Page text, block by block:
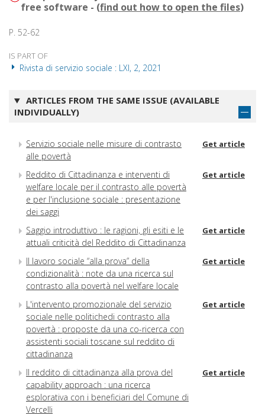
free software - (find out how to open the files)
P. 52-62
IS PART OF
Rivista di servizio sociale : LXI, 2, 2021
ARTICLES FROM THE SAME ISSUE (AVAILABLE
INDIVIDUALLY)
Servizio sociale nelle misure di contrasto
alle povertà
Get article
Reddito di Cittadinanza e interventi di
welfare locale per il contrasto alle povertà
e per l'inclusione sociale : presentazione
dei saggi
Get article
Saggio introduttivo : le ragioni, gli esiti e le
attuali criticità del Reddito di Cittadinanza
Get article
Il lavoro sociale “alla prova” della
condizionalità : note da una ricerca sul
contrasto alla povertà nel welfare locale
Get article
L'intervento promozionale del servizio
sociale nelle politichedi contrasto alla
povertà : proposte da una co-ricerca con
assistenti sociali toscane sul reddito di
cittadinanza
Get article
Il reddito di cittadinanza alla prova del
capability approach : una ricerca
esplorativa con i beneficiari del Comune di
Vercelli
Get article